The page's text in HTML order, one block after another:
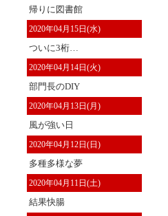
帰りに図書館
2020年04月15日(水)
ついに3桁…
2020年04月14日(火)
部門長のDIY
2020年04月13日(月)
風が強い日
2020年04月12日(日)
多種多様な夢
2020年04月11日(土)
結果快腸